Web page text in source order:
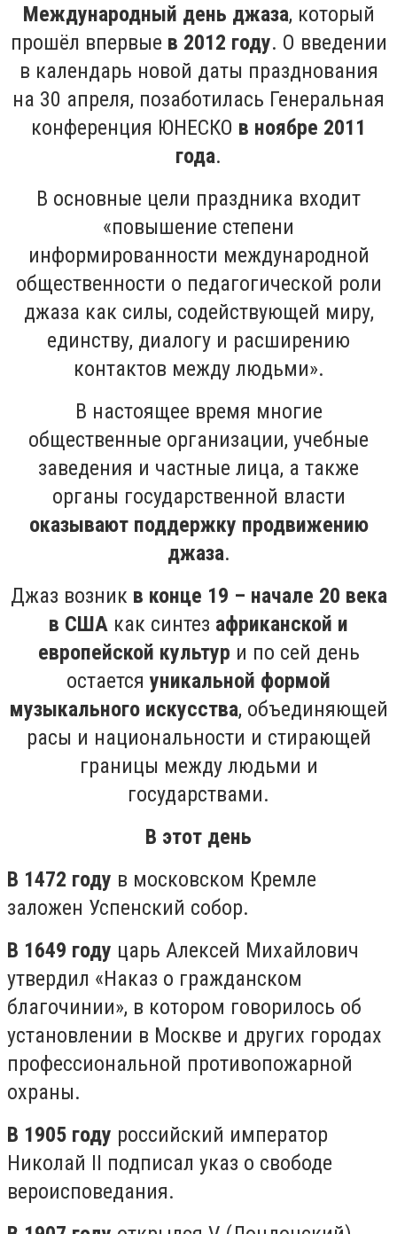
Международный день джаза, который
прошёл впервые в 2012 году. О введении
в календарь новой даты празднования
на 30 апреля, позаботилась Генеральная
конференция ЮНЕСКО в ноябре 2011
года.
В основные цели праздника входит
«повышение степени
информированности международной
общественности о педагогической роли
джаза как силы, содействующей миру,
единству, диалогу и расширению
контактов между людьми».
В настоящее время многие
общественные организации, учебные
заведения и частные лица, а также
органы государственной власти
оказывают поддержку продвижению
джаза.
Джаз возник в конце 19 – начале 20 века
в США как синтез африканской и
европейской культур и по сей день
остается уникальной формой
музыкального искусства, объединяющей
расы и национальности и стирающей
границы между людьми и
государствами.
В этот день
В 1472 году в московском Кремле
заложен Успенский собор.
В 1649 году царь Алексей Михайлович
утвердил «Наказ о гражданском
благочинии», в котором говорилось об
установлении в Москве и других городах
профессиональной противопожарной
охраны.
В 1905 году российский император
Николай II подписал указ о свободе
вероисповедания.